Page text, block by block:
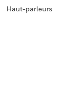
Haut-parleurs